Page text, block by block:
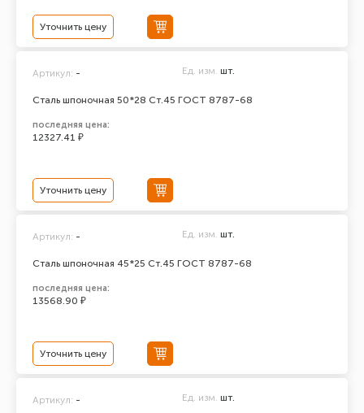
Уточнить цену
Сталь шпоночная 50*28 Ст.45 ГОСТ 8787-68
Артикул: - Ед. изм. шт.
последняя цена:
12327.41 ₽
Уточнить цену
Сталь шпоночная 45*25 Ст.45 ГОСТ 8787-68
Артикул: - Ед. изм. шт.
последняя цена:
13568.90 ₽
Уточнить цену
Артикул: - Ед. изм. шт.